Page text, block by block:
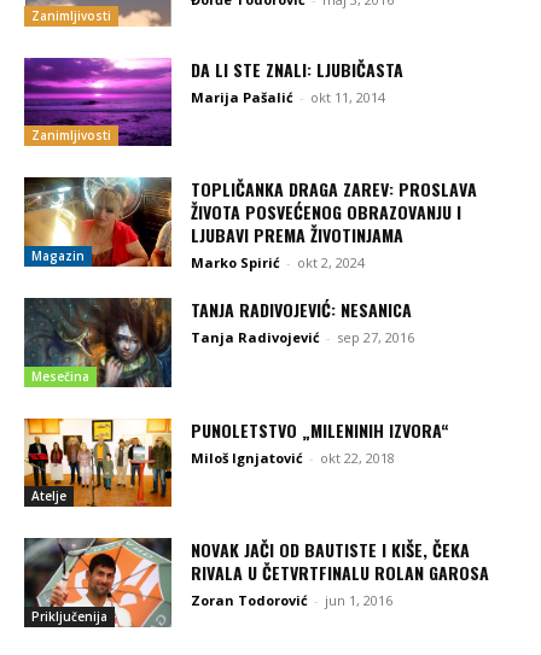
Zanimljivosti
Zanimljivosti
DA LI STE ZNALI: LJUBIČASTA
Marija Pašalić - okt 11, 2014
Magazin
TOPLIČANKA DRAGA ZAREV: PROSLAVA
ŽIVOTA POSVEĆENOG OBRAZOVANJU I
LJUBAVI PREMA ŽIVOTINJAMA
Marko Spirić - okt 2, 2024
Mesečina
TANJA RADIVOJEVIĆ: NESANICA
Tanja Radivojević - sep 27, 2016
Atelje
PUNOLETSTVO „MILENINIH IZVORA“
Miloš Ignjatović - okt 22, 2018
Priključenija
NOVAK JAČI OD BAUTISTE I KIŠE, ČEKA
RIVALA U ČETVRTFINALU ROLAN GAROSA
Zoran Todorović - jun 1, 2016